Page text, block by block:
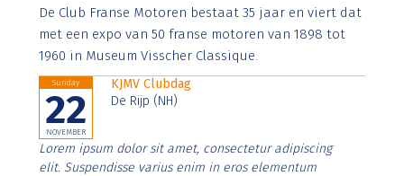
Aenean faucibus nibh et justo cursus id rutrum lorem
imperdiet. Nunc ut sem vitae risus tristique posuere.
De Club Franse Motoren bestaat 35 jaar en viert dat
met een expo van 50 franse motoren van 1898 tot
1960 in Museum Visscher Classique.
Sunday
22
NOVEMBER
KJMV Clubdag
De Rijp (NH)
Lorem ipsum dolor sit amet, consectetur adipiscing
elit. Suspendisse varius enim in eros elementum